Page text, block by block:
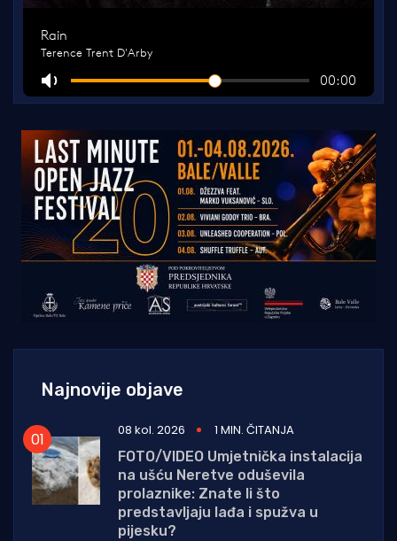
Najnovije objave
08 kol. 2026
1 MIN. ČITANJA
FOTO/VIDEO Umjetnička instalacija
na ušću Neretve oduševila
prolaznike: Znate li što
predstavljaju lađa i spužva u
pijesku?